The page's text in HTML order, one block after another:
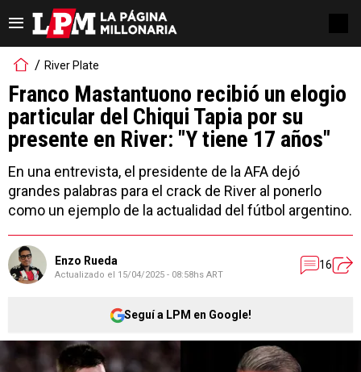
River Plate
Franco Mastantuono recibió un elogio
particular del Chiqui Tapia por su
presente en River: "Y tiene 17 años"
En una entrevista, el presidente de la AFA dejó
grandes palabras para el crack de River al ponerlo
como un ejemplo de la actualidad del fútbol argentino.
Enzo Rueda
Actualizado el 15/04/2025 - 08:58hs ART
16
Seguí a LPM en Google!